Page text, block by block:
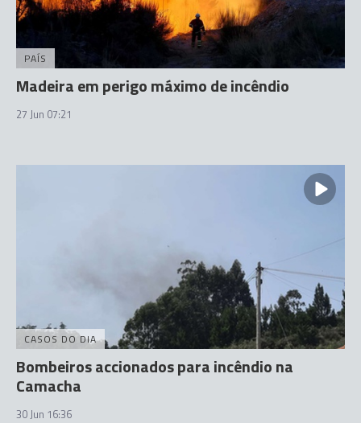
PAÍS
Madeira em perigo máximo de incêndio
27 Jun 07:21
CASOS DO DIA
Bombeiros accionados para incêndio na
Camacha
30 Jun 16:36